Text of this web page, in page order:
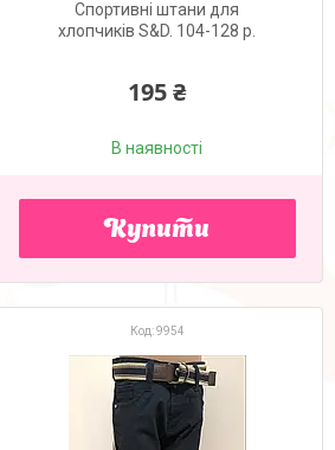
Спортивні штани для
хлопчиків S&D. 104-128 р.
195 ₴
В наявності
Купити
9954